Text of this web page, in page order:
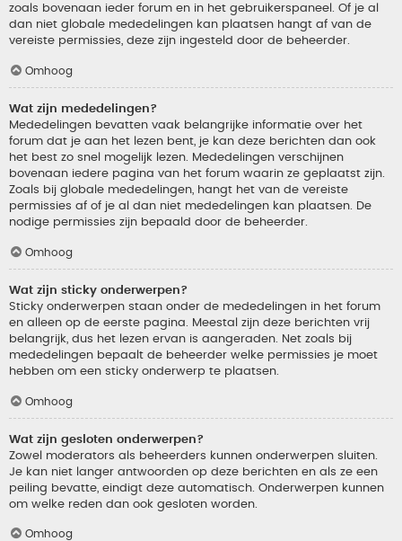
zoals bovenaan ieder forum en in het gebruikerspaneel. Of je al
dan niet globale mededelingen kan plaatsen hangt af van de
vereiste permissies, deze zijn ingesteld door de beheerder.
Omhoog
Wat zijn mededelingen?
Mededelingen bevatten vaak belangrijke informatie over het
forum dat je aan het lezen bent, je kan deze berichten dan ook
het best zo snel mogelijk lezen. Mededelingen verschijnen
bovenaan iedere pagina van het forum waarin ze geplaatst zijn.
Zoals bij globale mededelingen, hangt het van de vereiste
permissies af of je al dan niet mededelingen kan plaatsen. De
nodige permissies zijn bepaald door de beheerder.
Omhoog
Wat zijn sticky onderwerpen?
Sticky onderwerpen staan onder de mededelingen in het forum
en alleen op de eerste pagina. Meestal zijn deze berichten vrij
belangrijk, dus het lezen ervan is aangeraden. Net zoals bij
mededelingen bepaalt de beheerder welke permissies je moet
hebben om een sticky onderwerp te plaatsen.
Omhoog
Wat zijn gesloten onderwerpen?
Zowel moderators als beheerders kunnen onderwerpen sluiten.
Je kan niet langer antwoorden op deze berichten en als ze een
peiling bevatte, eindigt deze automatisch. Onderwerpen kunnen
om welke reden dan ook gesloten worden.
Omhoog